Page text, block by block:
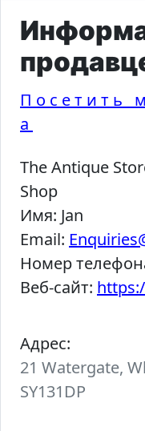
Посетить
а
The Antique
Shop
Имя: Jan
Email:
Номер
Веб-сайт:
Адрес:
21 Watergate,
SY131DP